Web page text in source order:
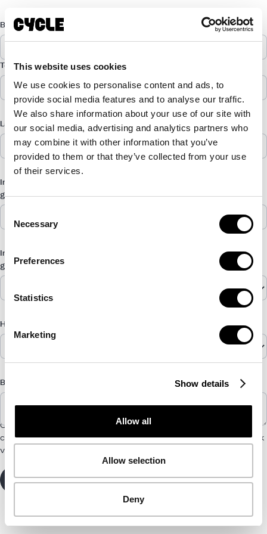
This website uses cookies
We use cookies to personalise content and ads, to
provide social media features and to analyse our traffic.
We also share information about your use of our site with
our social media, advertising and analytics partners who
may combine it with other information that you’ve
provided to them or that they’ve collected from your use
of their services.
Selection
Necessary
Preferences
Statistics
Marketing
Show details
Allow all
Allow selection
Deny
Bedrijfsnaam* Achternaam
Telefoonnummer
Land/regio* Stad*
In welke dienst ben je
geïnteresseerd?
geïnteresseerd?
In welk voertuig ben je
geïnteresseerd?
In welk accessoire ben je
Hoe heb je over ons gehoord?
Bericht
CYCLE heeft de door u verstrekte contactgegevens nodig om
contact met u op te nemen over onze producten en diensten. Kijk
voor meer informatie op onze